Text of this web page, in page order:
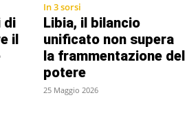
di
il
In 3 sorsi
Libia, il bilancio
unificato non supera
la frammentazione del
potere
25 Maggio 2026